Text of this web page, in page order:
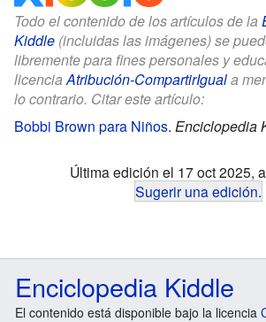
Todo el contenido de los artículos de la
Kiddle (incluidas las imágenes) se
libremente para fines personales y
licencia Atribución-CompartirIguala
lo contrario. Citar este artículo:
Bobbi Brown para Niños. Enciclopedia
Última edición el 17 oct 2025,
Sugerir una edición.
Enciclopedia Kiddle
El contenido está disponible bajo la licencia